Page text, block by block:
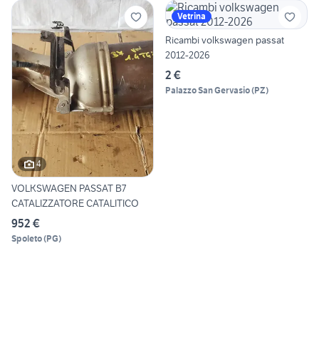
4
VOLKSWAGEN PASSAT B7
CATALIZZATORE CATALITICO
952 €
Spoleto(PG)
Vetrina
Ricambi volkswagen passat
2012-2026
2 €
Palazzo San Gervasio(PZ)